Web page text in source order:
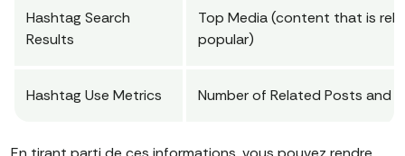
Hashtag Search
Results
Top Media (content that is
popular)
Hashtag Use Metrics Number of Related Posts and